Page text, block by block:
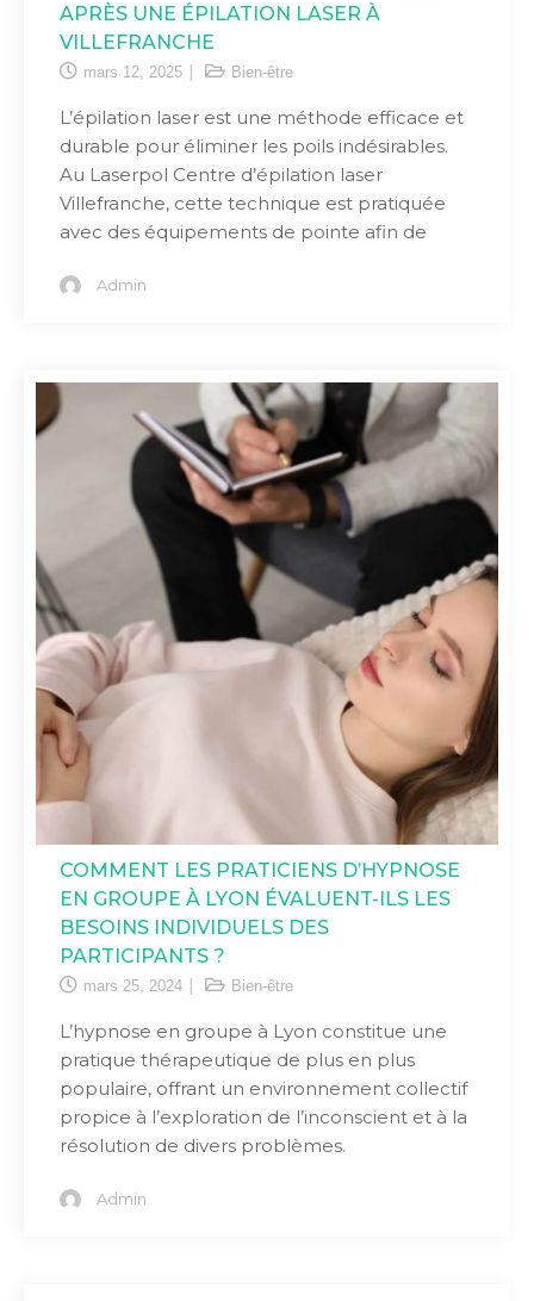
APRÈS UNE ÉPILATION LASER À
VILLEFRANCHE
mars 12, 2025 Bien-être
L’épilation laser est une méthode efficace et
durable pour éliminer les poils indésirables.
Au Laserpol Centre d’épilation laser
Villefranche, cette technique est pratiquée
avec des équipements de pointe afin de
Admin
COMMENT LES PRATICIENS D’HYPNOSE
EN GROUPE À LYON ÉVALUENT-ILS LES
BESOINS INDIVIDUELS DES
PARTICIPANTS ?
mars 25, 2024 Bien-être
L’hypnose en groupe à Lyon constitue une
pratique thérapeutique de plus en plus
populaire, offrant un environnement collectif
propice à l’exploration de l’inconscient et à la
résolution de divers problèmes.
Admin